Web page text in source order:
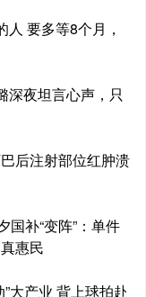
要多等8个月，
深夜坦言心声，只
后注射部位红肿溃
国补“变阵”：单件
惠民
大产业 背上球拍赴